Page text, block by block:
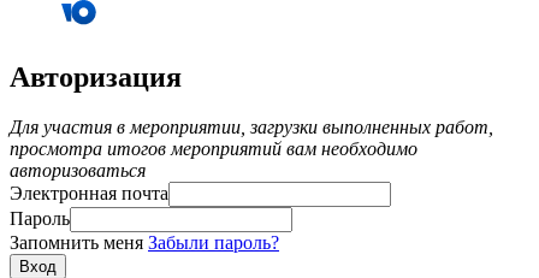
Авторизация
Для участия в мероприятии, загрузки выполненных работ,
просмотра итогов мероприятий вам необходимо
авторизоваться
Электронная почта
Пароль
Запомнить меня Забыли пароль?